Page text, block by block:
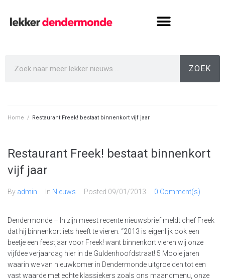
ZOEK
Home / Restaurant Freek! bestaat binnenkort vijf jaar
Restaurant Freek! bestaat binnenkort
vijf jaar
By admin In Nieuws Posted 09/01/2013 0 Comment(s)
Dendermonde – In zijn meest recente nieuwsbrief meldt chef Freek
dat hij binnenkort iets heeft te vieren. “2013 is eigenlijk ook een
beetje een feestjaar voor Freek! want binnenkort vieren wij onze
vijfdee verjaardag hier in de Guldenhoofdstraat! 5 Mooie jaren
waarin we van nieuwkomer in Dendermonde uitgroeiden tot een
vast waarde met echte klassiekers zoals ons maandmenu, onze